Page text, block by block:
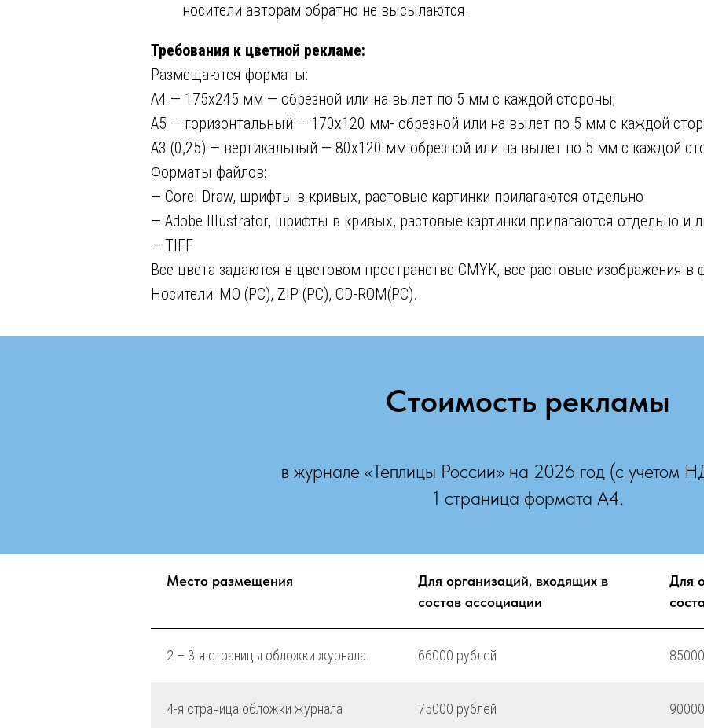
носители авторам обратно не высылаются.
Требования к цветной рекламе:
Размещаются форматы:
А4 — 175х245 мм — обрезной или на вылет по 5 мм с каждой стороны;
А5 — горизонтальный — 170х120 мм- обрезной или на вылет по 5 мм с каждой
А3 (0,25) — вертикальный — 80х120 мм обрезной или на вылет по 5 мм с каждой
Форматы файлов:
— Corel Draw, шрифты в кривых, растовые картинки прилагаются отдельно
— Adobe Illustrator, шрифты в кривых, растовые картинки прилагаются отдельно и
— TIFF
Все цвета задаются в цветовом пространстве CMYK, все растовые изображения в
Носители: MO (PC), ZIP (PC), CD-ROM(PC).
Стоимость рекламы
в журнале «Теплицы России» на 2026 год (с учетом
1 страница формата А4.
Место размещения
Для организаций, входящих в
состав ассоциации
Для
2 – 3-я страницы обложки журнала 66000 рублей
4-я страница обложки журнала 75000 рублей